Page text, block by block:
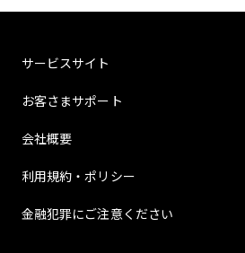
サービスサイト
お客さまサポート
会社概要
利用規約・ポリシー
金融犯罪にご注意ください